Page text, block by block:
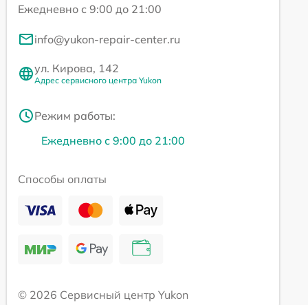
Ежедневно с 9:00 до 21:00
info@yukon-repair-center.ru
ул. Кирова, 142
Адрес сервисного центра Yukon
Режим работы:
Ежедневно с 9:00 до 21:00
Способы оплаты
© 2026 Сервисный центр Yukon